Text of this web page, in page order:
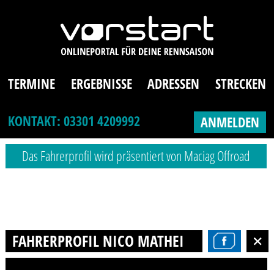
TERMINE ERGEBNISSE ADRESSEN
STRECKEN
KONTAKT: 03301 4209992
ANMELDEN
Das Fahrerprofil wird präsentiert von Maciag Offroad
FAHRERPROFIL NICO MATHEIS